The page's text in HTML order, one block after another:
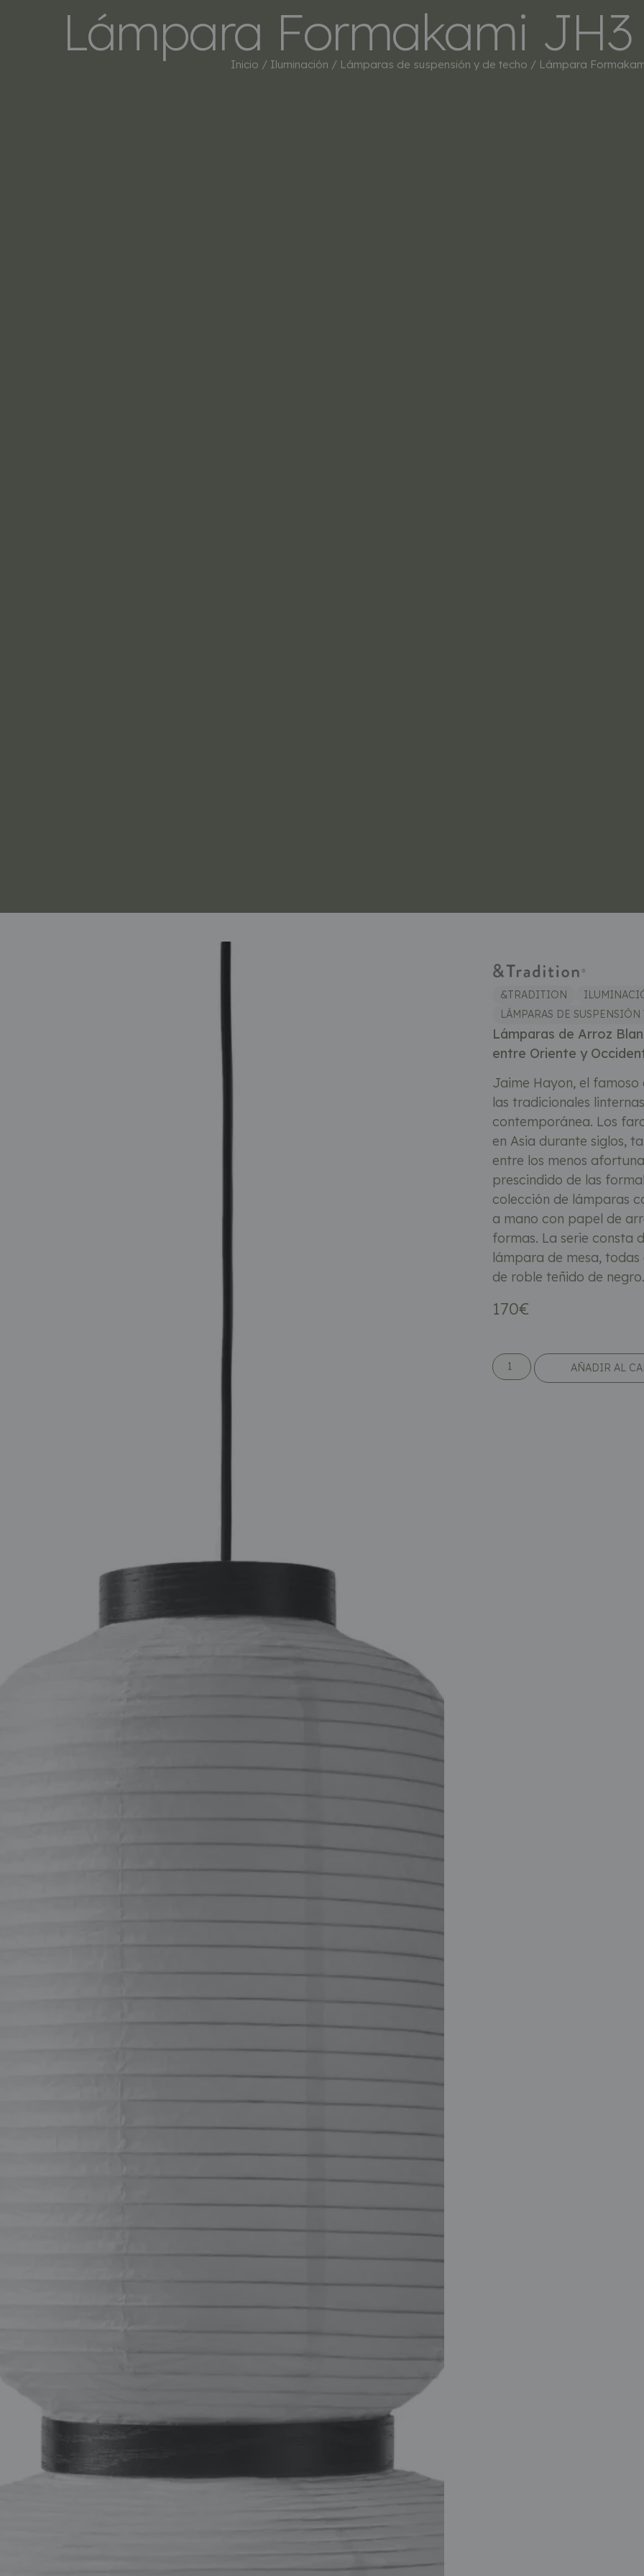
MARCAS
Lámpara Formakami JH3
Inicio / Iluminación / Lámparas de suspensión y de techo / Lámpara
&TRADITION
LÁMPARAS DE
Lámparas de Arroz
entre Oriente y
Jaime Hayon, el
las tradicionales
contemporánea. Los
en Asia durante siglos,
entre los menos
prescindido de las
colección de lámparas
a mano con papel de
formas. La serie consta
lámpara de mesa,
de roble teñido de negro.
170€
AÑADIR AL